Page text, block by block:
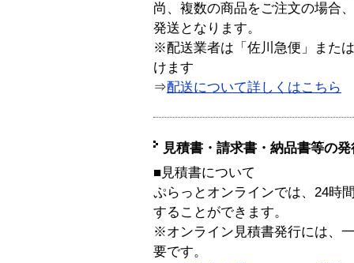
尚、複数の商品をご注文の場合
発送となります。
※配送業者は「佐川急便」また
けます
⇒配送について詳しくはこちら
見積書・請求書・納品書等の
■見積書について
ぷらっとオンラインでは、24時
することができます。
※オンライン見積書発行には、
要です。